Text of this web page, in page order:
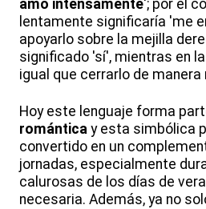
amo intensamente'; por el
lentamente significaría 'me
apoyarlo sobre la mejilla
significado 'sí', mientras en
igual que cerrarlo de manera
Hoy este lenguaje forma
romántica y esta simbólica
convertido en un
jornadas, especialmente
calurosas de los días de
necesaria. Además, ya no